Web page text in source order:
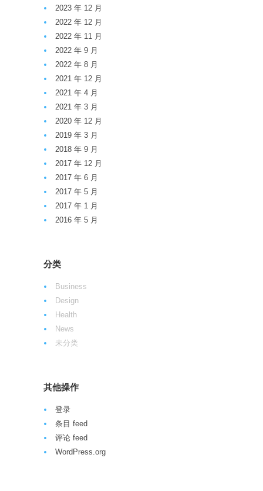
2023 年 12 月
2022 年 12 月
2022 年 11 月
2022 年 9 月
2022 年 8 月
2021 年 12 月
2021 年 4 月
2021 年 3 月
2020 年 12 月
2019 年 3 月
2018 年 9 月
2017 年 12 月
2017 年 6 月
2017 年 5 月
2017 年 1 月
2016 年 5 月
分类
Business
Design
Health
News
未分类
其他操作
登录
条目 feed
评论 feed
WordPress.org